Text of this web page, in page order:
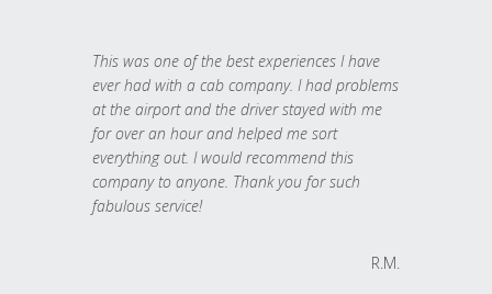
This was one of the best experiences I have
ever had with a cab company. I had problems
at the airport and the driver stayed with me
for over an hour and helped me sort
everything out. I would recommend this
company to anyone. Thank you for such
fabulous service!
R.M.